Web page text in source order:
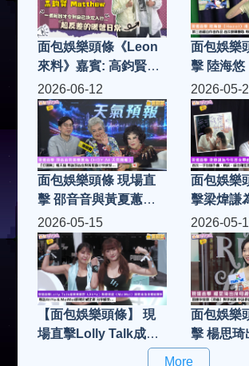
見面
面包娛樂頭條《Leon
來料》嘉賓: 高鈞賢
Matthew (Part 2)
面包娛樂
擊 陸海悠
出今年首
的夏天》
作曲作品
歌 專訪
介紹新歌
2026-06-12
面包娛樂頭條 現場直
擊 邵音音與黃夏蕙為
《HOY AI 天氣預報》
「打頭陣」報天氣 專
訪邵音音與黃夏蕙分享
感受...
2026-05-
面包娛樂
擊梁煒謙
曲《無可
腦》拍攝
包辦作曲
和監製
2026-05-15
【面包娛樂頭條】 現
場直擊Lolly Talk成員
郭曉妍（AhYo）與曾
2026-05-
面包娛樂
擊 楊思琦
活動 回應
More